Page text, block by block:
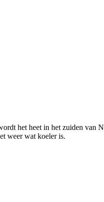
het heet in het zuiden van
weer wat koeler is.